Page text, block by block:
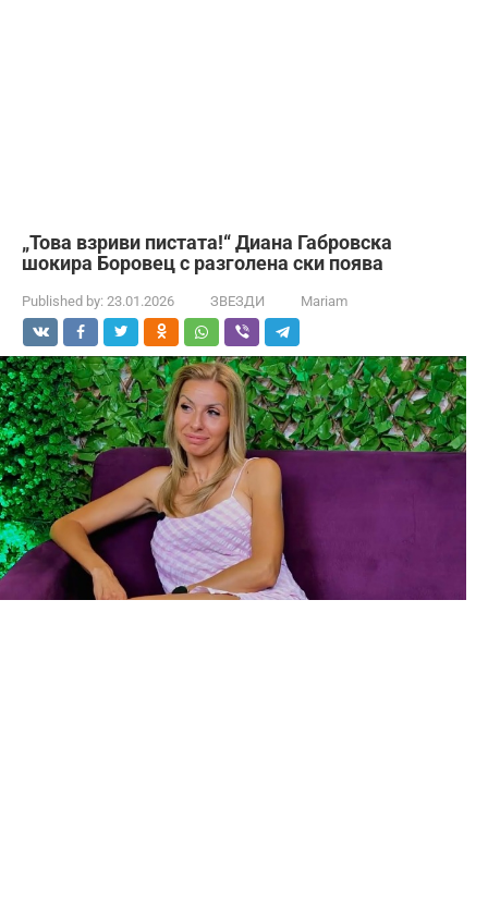
„Това взриви пистата!“ Диана Габровска
шокира Боровец с разголена ски поява
Published by: 23.01.2026 ЗВЕЗДИ Mariam